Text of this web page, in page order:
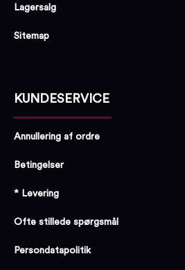
Lagersalg
Sitemap
KUNDESERVICE
Annullering af ordre
Betingelser
* Levering
Ofte stillede spørgsmål
Persondatapolitik